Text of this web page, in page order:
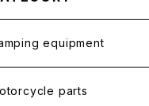
equipment
parts